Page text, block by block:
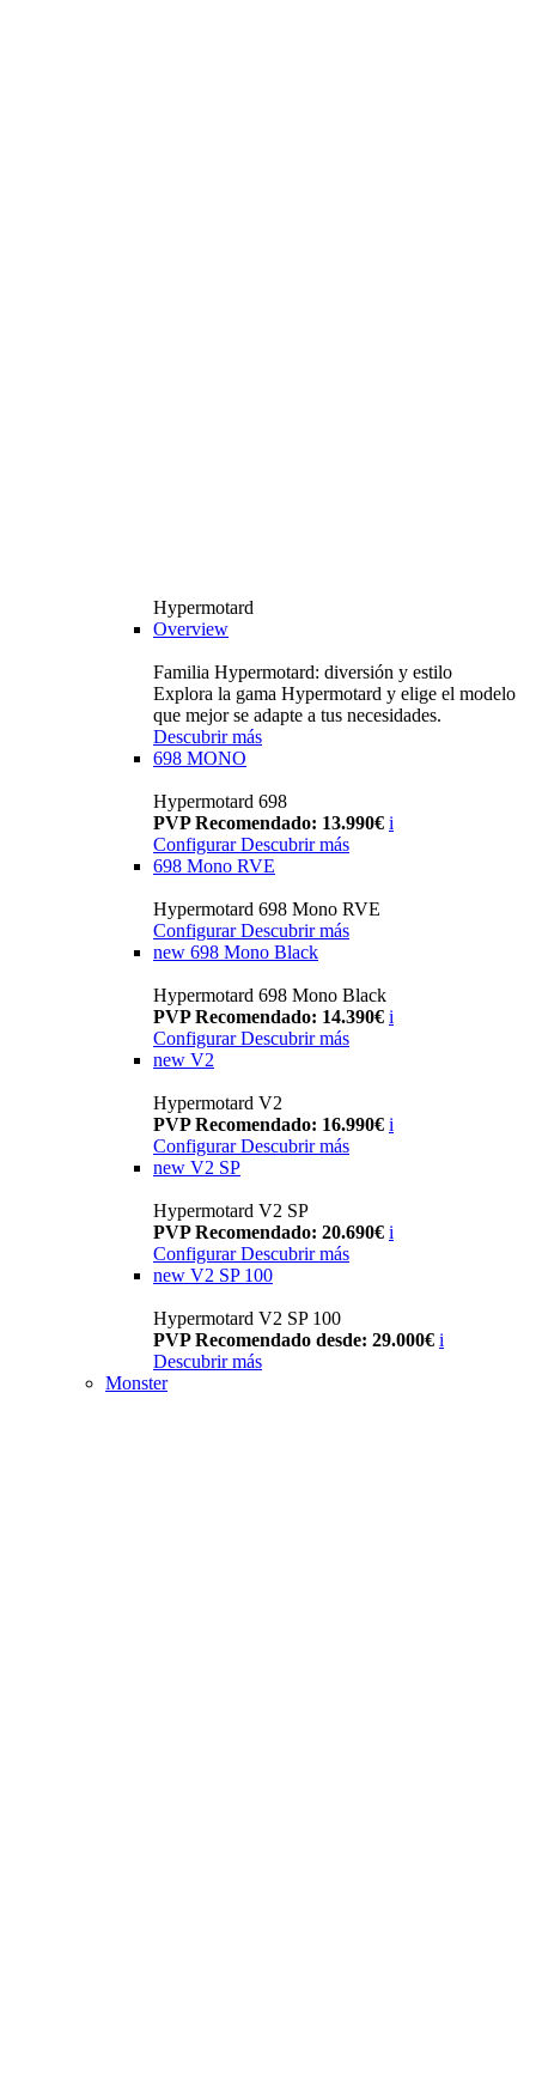
Hypermotard
Overview
Familia Hypermotard: diversión y estilo
Explora la gama Hypermotard y elige el modelo
que mejor se adapte a tus necesidades.
Descubrir más
698 MONO
Hypermotard 698
PVP Recomendado: 13.990€ i
ConfigurarDescubrir más
698 Mono RVE
Hypermotard 698 Mono RVE
Configurar Descubrir más
new 698 Mono Black
Hypermotard 698 Mono Black
PVP Recomendado: 14.390€ i
Configurar Descubrir más
new V2
Hypermotard V2
PVP Recomendado: 16.990€ i
Configurar Descubrir más
new V2 SP
Hypermotard V2 SP
PVP Recomendado: 20.690€ i
Configurar Descubrir más
new V2 SP 100
Hypermotard V2 SP 100
PVP Recomendado desde: 29.000€ i
Descubrir más
Monster